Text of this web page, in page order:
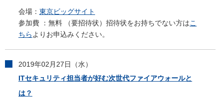
会場： 東京ビッグサイト
参加費 ：無料 （要招待状）招待状をお持ちでない方はこ
ちら よりお申込みください。
2019年02月27日（水）
ITセキュリティ担当者が好む次世代ファイアウォールと
は？